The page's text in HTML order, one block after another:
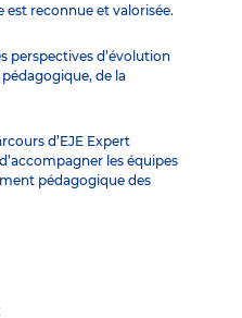
est reconnue et valorisée.
perspectives d’évolution
de la
d’EJE Expert
les équipes
pédagogique des